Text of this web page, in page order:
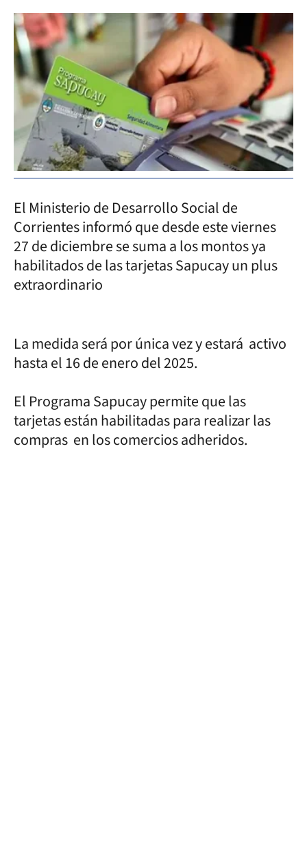
El Ministerio de Desarrollo Social de
Corrientes informó que desde este viernes
27 de diciembre se suma a los montos ya
habilitados de las tarjetas Sapucay un plus
extraordinario
La medida será por única vez y estará activo
hasta el 16 de enero del 2025.
El Programa Sapucay permite que las
tarjetas están habilitadas para realizar las
compras en los comercios adheridos.